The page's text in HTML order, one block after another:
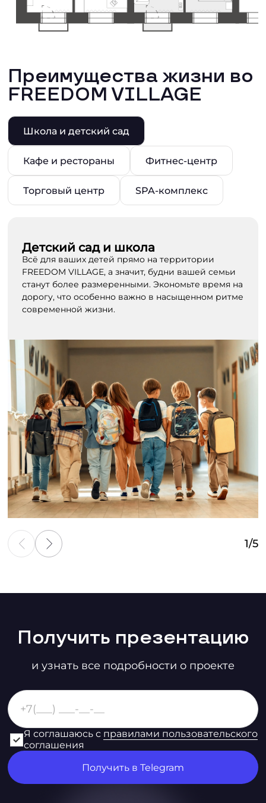
Преимущества жизни во
FREEDOM VILLAGE
Школа и детский сад
Кафе и рестораны Фитнес-центр
Торговый центр SPA-комплекс
Детский сад и школа
Всё для ваших детей прямо на территории
FREEDOM VILLAGE, а значит, будни вашей семьи
станут более размеренными. Экономьте время на
дорогу, что особенно важно в насыщенном ритме
современной жизни.
1/5
Получить презентацию
и узнать все подробности о проекте
Я соглашаюсь с правилами пользовательского
соглашения